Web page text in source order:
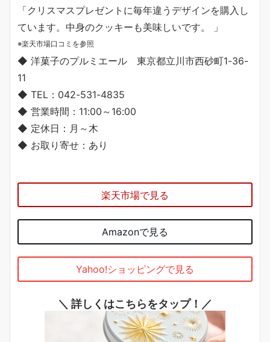
「クリスマスプレゼントに毎年違うデザインを購入し
ています。中身のクッキーも美味しいです。 」
※楽天市場口コミを参照
◆ 洋菓子のプルミエール 東京都立川市西砂町1-36-
11
◆ TEL：042-531-4835
◆ 営業時間：11:00～16:00
◆ 定休日：月～木
◆ お取り寄せ：あり
楽天市場で見る
Amazonで見る
Yahoo!ショッピングで見る
＼ 詳しくはこちらをタップ！／